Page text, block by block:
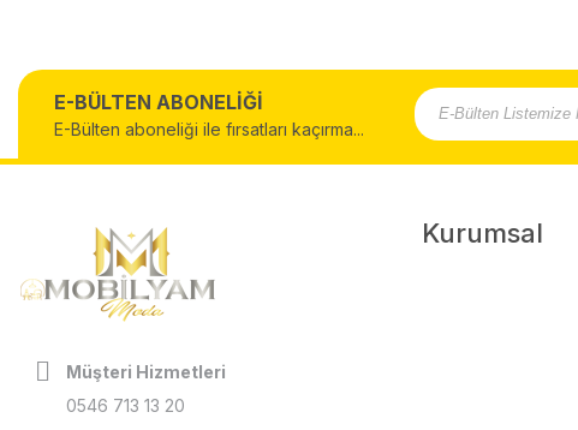
E-BÜLTEN ABONELİĞİ
E-Bülten aboneliği ile fırsatları kaçırma...
Müşteri Hizmetleri
0546 713 13 20
Kurumsal